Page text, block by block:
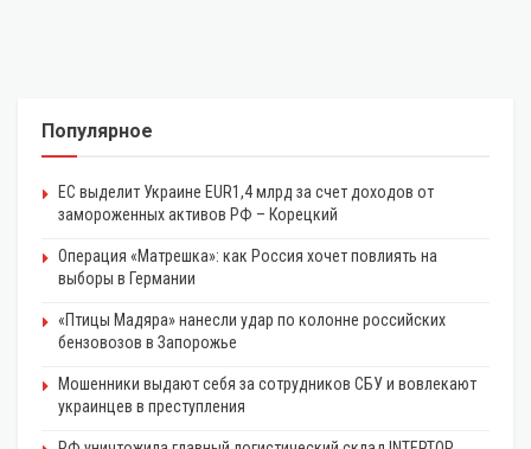
Популярное
ЕС выделит Украине EUR1,4 млрд за счет доходов от
замороженных активов РФ – Корецкий
Операция «Матрешка»: как Россия хочет повлиять на
выборы в Германии
«Птицы Мадяра» нанесли удар по колонне российских
бензовозов в Запорожье
Мошенники выдают себя за сотрудников СБУ и вовлекают
украинцев в преступления